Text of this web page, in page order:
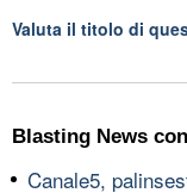
Valuta il titolo di
Blasting News
Canale5,